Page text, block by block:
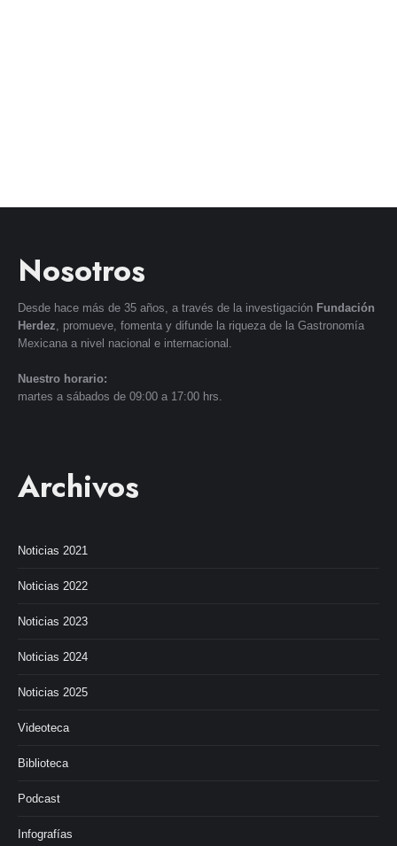
Nosotros
Desde hace más de 35 años, a través de la investigación Fundación
Herdez , promueve, fomenta y difunde la riqueza de la Gastronomía
Mexicana a nivel nacional e internacional.
Nuestro horario:
martes a sábados de 09:00 a 17:00 hrs.
Archivos
Noticias 2021
Noticias 2022
Noticias 2023
Noticias 2024
Noticias 2025
Videoteca
Biblioteca
Podcast
Infografías